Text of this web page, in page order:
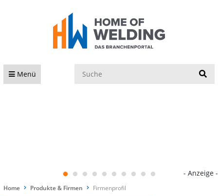
Menü
- Anzeige -
Home Produkte & Firmen Firmenprofil